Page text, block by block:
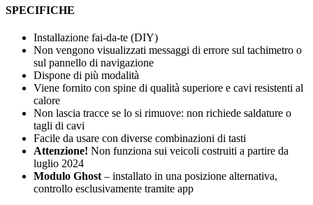
SPECIFICHE
Installazione fai-da-te (DIY)
Non vengono visualizzati messaggi di errore sul tachimetro o
sul pannello di navigazione
Dispone di più modalità
Viene fornito con spine di qualità superiore e cavi resistenti al
calore
Non lascia tracce se lo si rimuove: non richiede saldature o
tagli di cavi
Facile da usare con diverse combinazioni di tasti
Attenzione! Non funziona sui veicoli costruiti a partire da
luglio 2024
Modulo Ghost – installato in una posizione alternativa,
controllo esclusivamente tramite app